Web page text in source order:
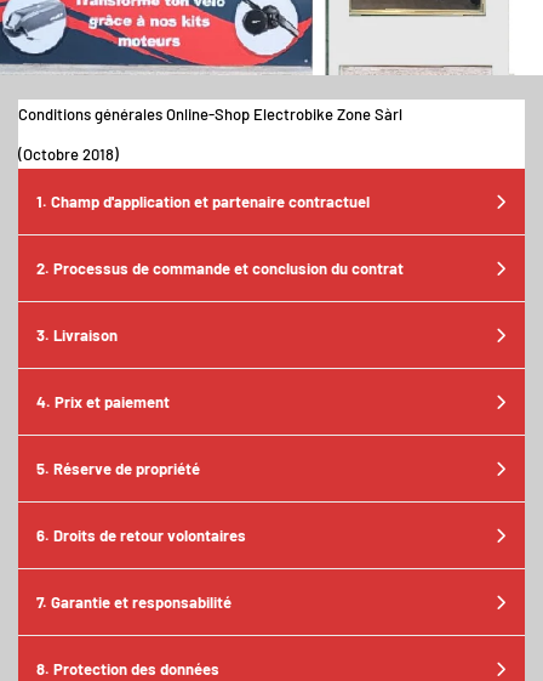
Conditions générales Online-Shop Electrobike Zone Sàrl
(Octobre 2018)
1. Champ d'application et partenaire contractuel
2. Processus de commande et conclusion du contrat
3. Livraison
4. Prix et paiement
5. Réserve de propriété
6. Droits de retour volontaires
7. Garantie et responsabilité
8. Protection des données